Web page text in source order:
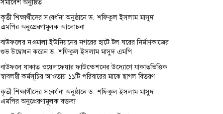
সমাবেশ অনুষ্ঠিত
কৃতী শিক্ষার্থীদের সংবর্ধনা অনুষ্ঠানে ড. শফিকুল ইসলাম মাসুদ
এমপির অনুপ্রেরণামূলক আলোচনা
বাউফলের নওমালা ইউনিয়নের নগরের হাটে টল ঘরের নির্মাণকাজের
শুভ উদ্বোধন করেন ড. শফিকুল ইসলাম মাসুদ এমপি
বাউফলে যাকাত ওয়েলফেয়ার ফাউন্ডেশনের উদ্যোগে যাকাতভিত্তিক
স্বাবলম্বী কর্মসূচির আওতায় ১১টি পরিবারের মাঝে ছাগল বিতরণ
কৃতী শিক্ষার্থীদের সংবর্ধনা অনুষ্ঠানে ড. শফিকুল ইসলাম মাসুদ
এমপির অনুপ্রেরণামূলক বক্তব্য